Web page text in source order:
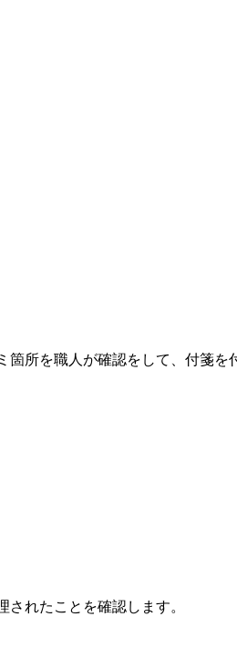
所を職人が確認をして、付箋を
れたことを確認します。